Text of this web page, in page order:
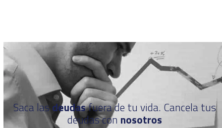
Saca lasdeudasfuera de tu vida. Cancela tus
deudas con nosotros